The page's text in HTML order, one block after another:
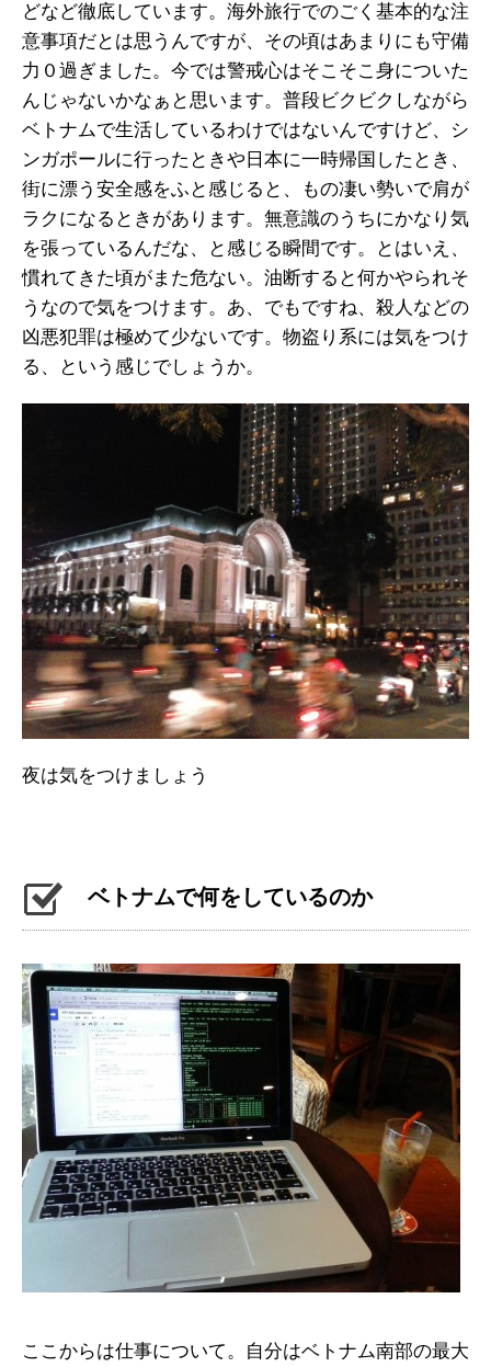
どなど徹底しています。海外旅行でのごく基本的な注
意事項だとは思うんですが、その頃はあまりにも守備
力０過ぎました。今では警戒心はそこそこ身についた
んじゃないかなぁと思います。普段ビクビクしながら
ベトナムで生活しているわけではないんですけど、シ
ンガポールに行ったときや日本に一時帰国したとき、
街に漂う安全感をふと感じると、もの凄い勢いで肩が
ラクになるときがあります。無意識のうちにかなり気
を張っているんだな、と感じる瞬間です。とはいえ、
慣れてきた頃がまた危ない。油断すると何かやられそ
うなので気をつけます。あ、でもですね、殺人などの
凶悪犯罪は極めて少ないです。物盗り系には気をつけ
る、という感じでしょうか。
夜は気をつけましょう
ベトナムで何をしているのか
ここからは仕事について。自分はベトナム南部の最大